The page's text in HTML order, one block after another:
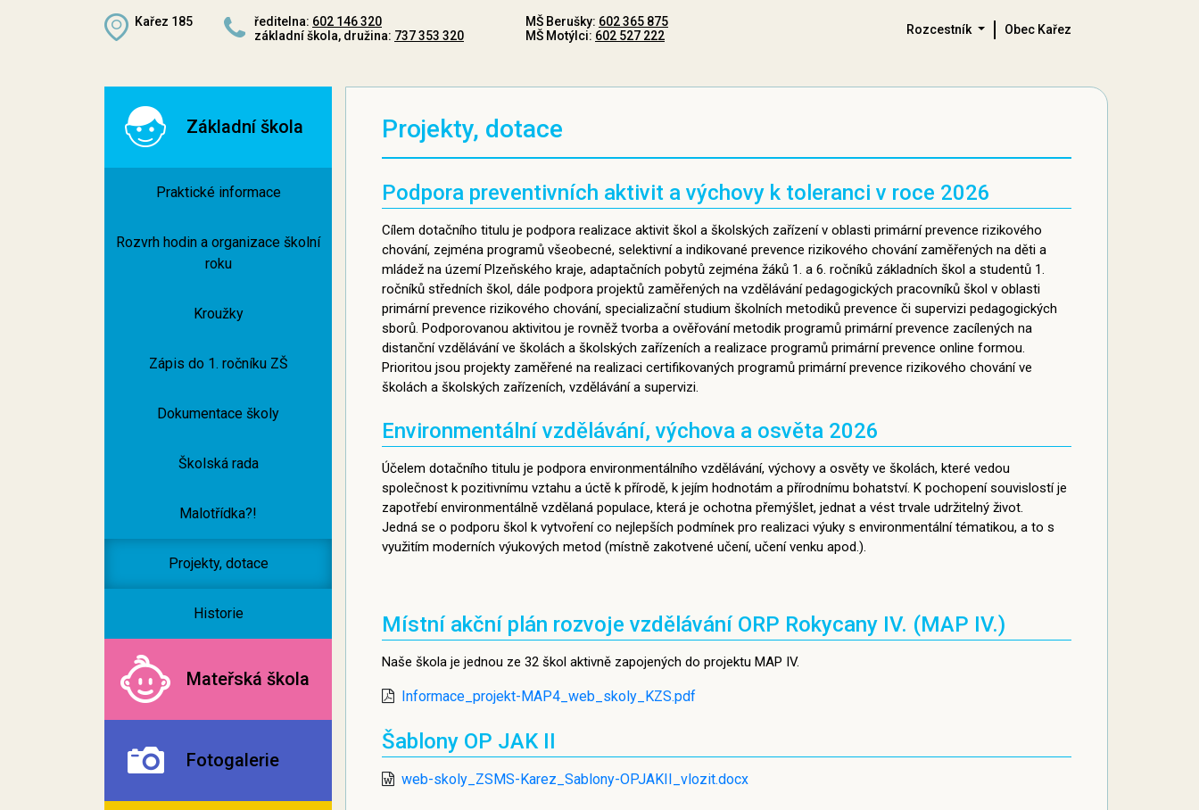
Kařez 185 ředitelna: 602 146 320
základní škola, družina: 737 353 320
MŠ Berušky: 602 365 875
MŠ Motýlci: 602 527 222 Rozcestník Obec Kařez
Základní škola
Praktické informace
Rozvrh hodin a organizace školní
roku
Kroužky
Zápis do 1. ročníku ZŠ
Dokumentace školy
Školská rada
Malotřídka?!
Projekty, dotace
Historie
Mateřská škola
Fotogalerie
Projekty, dotace
Podpora preventivních aktivit a výchovy k toleranci v roce 2026
Cílem dotačního titulu je podpora realizace aktivit škol a školských zařízení v oblasti primární prevence rizikového
chování, zejména programů všeobecné, selektivní a indikované prevence rizikového chování zaměřených na děti a
mládež na území Plzeňského kraje, adaptačních pobytů zejména žáků 1. a 6. ročníků základních škol a studentů 1.
ročníků středních škol, dále podpora projektů zaměřených na vzdělávání pedagogických pracovníků škol v oblasti
primární prevence rizikového chování, specializační studium školních metodiků prevence či supervizi pedagogických
sborů. Podporovanou aktivitou je rovněž tvorba a ověřování metodik programů primární prevence zacílených na
distanční vzdělávání ve školách a školských zařízeních a realizace programů primární prevence online formou.
Prioritou jsou projekty zaměřené na realizaci certifikovaných programů primární prevence rizikového chování ve
školách a školských zařízeních, vzdělávání a supervizi.
Environmentální vzdělávání, výchova a osvěta 2026
Účelem dotačního titulu je podpora environmentálního vzdělávání, výchovy a osvěty ve školách, které vedou
společnost k pozitivnímu vztahu a úctě k přírodě, k jejím hodnotám a přírodnímu bohatství. K pochopení souvislostí je
zapotřebí environmentálně vzdělaná populace, která je ochotna přemýšlet, jednat a vést trvale udržitelný život.
Jedná se o podporu škol k vytvoření co nejlepších podmínek pro realizaci výuky s environmentální tématikou, a to s
využitím moderních výukových metod (místně zakotvené učení, učení venku apod.).
Místní akční plán rozvoje vzdělávání ORP Rokycany IV. (MAP IV.)
Naše škola je jednou ze 32 škol aktivně zapojených do projektu MAP IV.
Informace_projekt-MAP4_web_skoly_KZS.pdf
Šablony OP JAK II
web-skoly_ZSMS-Karez_Sablony-OPJAKII_vlozit.docx